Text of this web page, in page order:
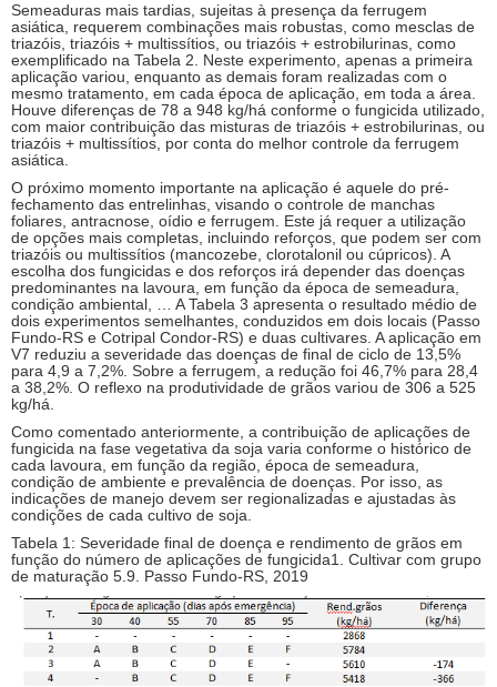
Semeaduras mais tardias, sujeitas à presença da ferrugem
asiática, requerem combinações mais robustas, como mesclas de
triazóis, triazóis + multissítios, ou triazóis + estrobilurinas, como
exemplificado na Tabela 2. Neste experimento, apenas a primeira
aplicação variou, enquanto as demais foram realizadas com o
mesmo tratamento, em cada época de aplicação, em toda a área.
Houve diferenças de 78 a 948 kg/há conforme o fungicida utilizado,
com maior contribuição das misturas de triazóis + estrobilurinas, ou
triazóis + multissítios, por conta do melhor controle da ferrugem
asiática.
O próximo momento importante na aplicação é aquele do pré-
fechamento das entrelinhas, visando o controle de manchas
foliares, antracnose, oídio e ferrugem. Este já requer a utilização
de opções mais completas, incluindo reforços, que podem ser com
triazóis ou multissítios (mancozebe, clorotalonil ou cúpricos). A
escolha dos fungicidas e dos reforços irá depender das doenças
predominantes na lavoura, em função da época de semeadura,
condição ambiental, … A Tabela 3 apresenta o resultado médio de
dois experimentos semelhantes, conduzidos em dois locais (Passo
Fundo-RS e Cotripal Condor-RS) e duas cultivares. A aplicação em
V7 reduziu a severidade das doenças de final de ciclo de 13,5%
para 4,9 a 7,2%. Sobre a ferrugem, a redução foi 46,7% para 28,4
a 38,2%. O reflexo na produtividade de grãos variou de 306 a 525
kg/há.
Como comentado anteriormente, a contribuição de aplicações de
fungicida na fase vegetativa da soja varia conforme o histórico de
cada lavoura, em função da região, época de semeadura,
condição de ambiente e prevalência de doenças. Por isso, as
indicações de manejo devem ser regionalizadas e ajustadas às
condições de cada cultivo de soja.
Tabela 1: Severidade final de doença e rendimento de grãos em
função do número de aplicações de fungicida1. Cultivar com grupo
de maturação 5.9. Passo Fundo-RS, 2019